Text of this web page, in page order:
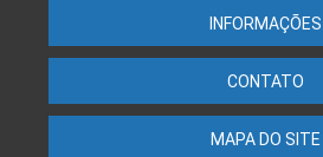
INFORMAÇÕES
CONTATO
MAPA DO SITE